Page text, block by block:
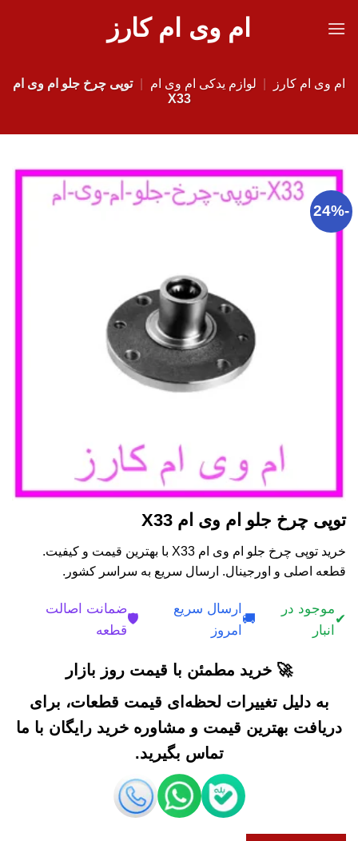
ام وی ام کارز
ام وی ام کارز لوازم یدکی ام وی ام
توپی چرخ جلو ام وی ام
X33
-24%
توپی چرخ جلو ام وی ام X33
خرید توپی چرخ جلو ام وی ام X33 با بهترین قیمت و کیفیت.
قطعه اصلی و اورجینال. ارسال سریع به سراسر کشور.
✔
موجود در
انبار
🚚
ارسال سریع
امروز
🛡️
ضمانت اصالت
قطعه
🚀 خرید مطمئن با قیمت روز بازار
به دلیل تغییرات لحظه‌ای قیمت قطعات، برای
دریافت بهترین قیمت و مشاوره خرید رایگان با ما
تماس بگیرید.